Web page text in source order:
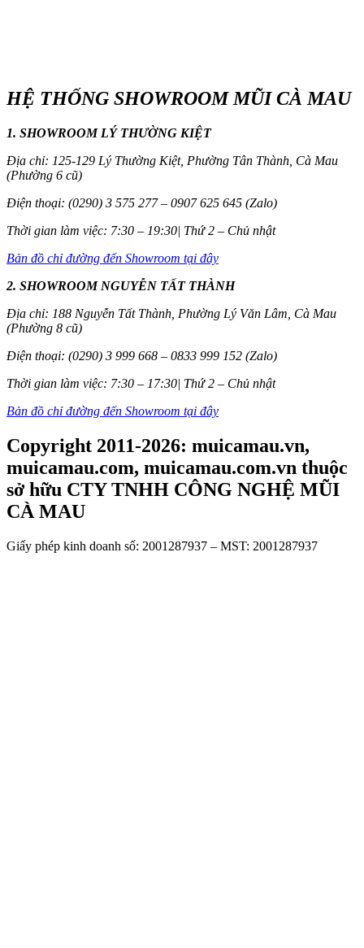
HỆ THỐNG SHOWROOM MŨI CÀ MAU
1. SHOWROOM LÝ THƯỜNG KIỆT
Địa chỉ: 125-129 Lý Thường Kiệt, Phường Tân Thành, Cà Mau
(Phường 6 cũ)
Điện thoại: (0290) 3 575 277 – 0907 625 645 (Zalo)
Thời gian làm việc: 7:30 – 19:30| Thứ 2 – Chủ nhật
Bản đồ chỉ đường đến Showroom tại đây
2. SHOWROOM NGUYỄN TẤT THÀNH
Địa chỉ: 188 Nguyễn Tất Thành, Phường Lý Văn Lâm, Cà Mau
(Phường 8 cũ)
Điện thoại: (0290) 3 999 668 – 0833 999 152 (Zalo)
Thời gian làm việc: 7:30 – 17:30| Thứ 2 – Chủ nhật
Bản đồ chỉ đường đến Showroom tại đây
Copyright 2011-2026: muicamau.vn,
muicamau.com, muicamau.com.vn thuộc
sở hữu CTY TNHH CÔNG NGHỆ MŨI
CÀ MAU
Giấy phép kinh doanh số: 2001287937 – MST: 2001287937